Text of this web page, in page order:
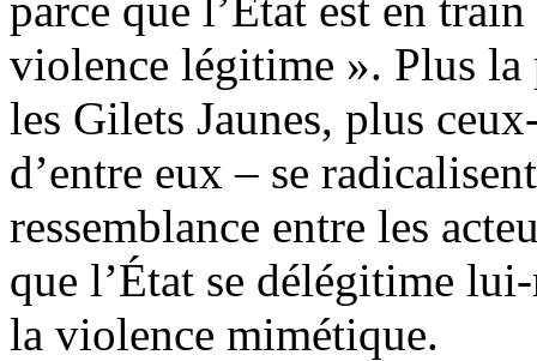
violence légitime ». Plus
les Gilets Jaunes, plus
d’entre eux – se
ressemblance entre les
que l’État se délégitime
la violence mimétique.